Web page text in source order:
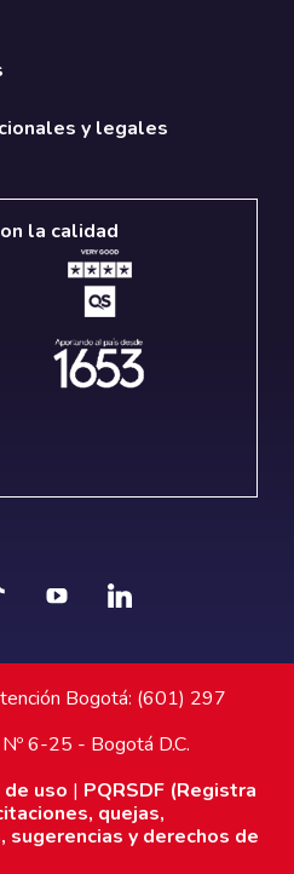
y legales
la calidad
Bogotá: (601) 297
6-25 - Bogotá D.C.
uso | PQRSDF (Registra
quejas,
sugerencias y derechos de